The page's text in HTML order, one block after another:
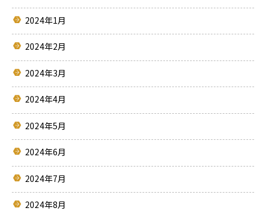
2024年1月
2024年2月
2024年3月
2024年4月
2024年5月
2024年6月
2024年7月
2024年8月